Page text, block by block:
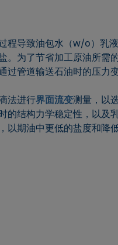
程导致油包水（w/o）乳
。为了节省加工原油所需
过管道输送石油时的压力
法进行界面流变测量，以
的结构力学稳定性，以及
以期油中更低的盐度和降低